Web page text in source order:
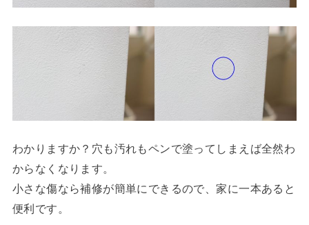
わかりますか？穴も汚れもペンで塗ってしまえば全然わ
からなくなります。
小さな傷なら補修が簡単にできるので、家に一本あると
便利です。